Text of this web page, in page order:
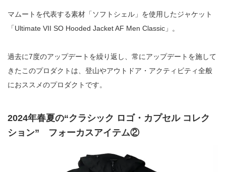
マムートを代表する素材「ソフトシェル」を使用したジャケット
「Ultimate VII SO Hooded Jacket AF Men Classic」。
過去に7度のアップデートを繰り返し、常にアップデートを施して
きたこのプロダクトは、登山やアウトドア・アクティビティ全般
におススメのプロダクトです。
2024年春夏の“クラシック ロゴ・カプセル コレク
ション” フォーカスアイテム②